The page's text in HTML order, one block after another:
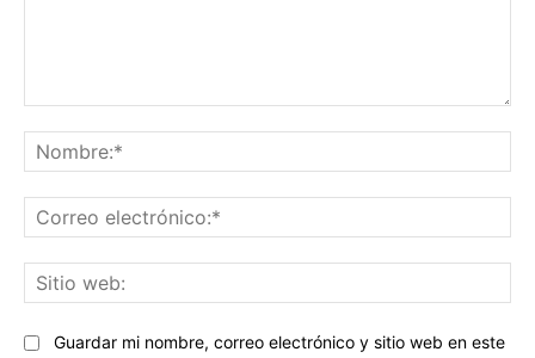
Guardar mi nombre, correo electrónico y sitio web en este